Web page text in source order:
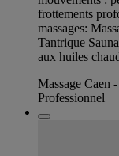
frottements
massages:
Tantrique
aux huiles
Massage Caen
Professionnel